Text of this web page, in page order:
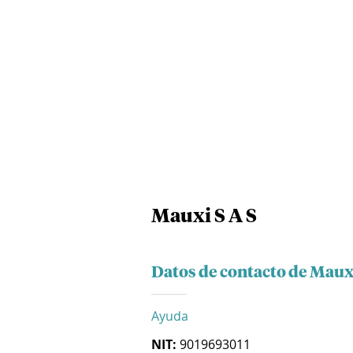
Mauxi S A S
Datos de contacto de
Ayuda
NIT: 9019693011